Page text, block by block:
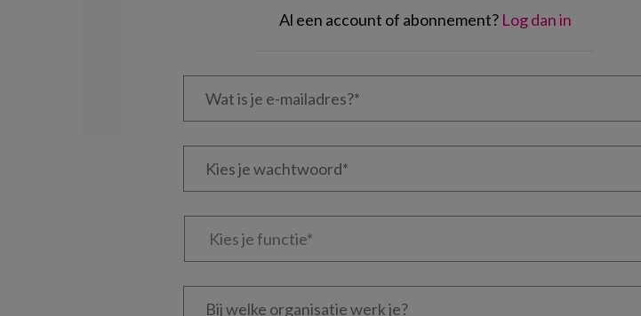
Al een account of abonnement? Log dan in
Wat
Kies
Kies
Bij
welke